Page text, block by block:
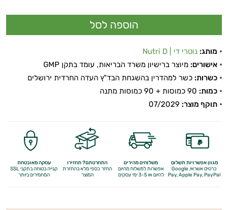
מותג: נוטרי די | Nutri D
אישורים: מיוצר ברישיון משרד הבריאות, עומד בתקן GMP
כשרות: כשר למהדרין בהשגחת הבד"ץ העדה החרדית ירושלים
כמות:
תוקף מוצר:
מגוון אפשרויות תשלום
כרטיס אשראי, Google
Pay,Apple Pay, PayPal
משלוחים מהירים
אפשרות למשלוח מהיום
להיום או 3-5 ימי עסקים
התחרטתם? תחזירו
החזר כספי מלאבהחזרת
המוצר
עסקה מאובטחת
קנייה בטוחה בתקני SSL
המחמירים ביותר